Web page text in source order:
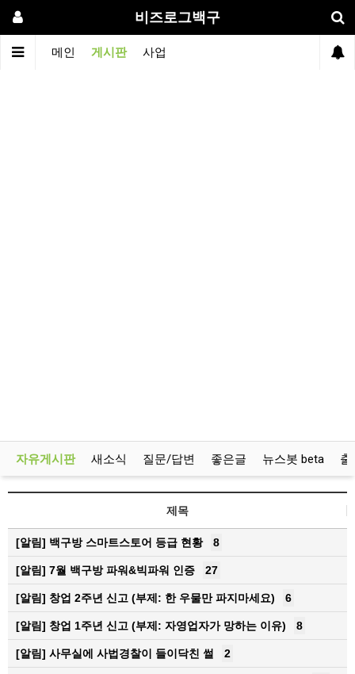
비즈로그백구
메인 게시판 사업
자유게시판 새소식 질문/답변 좋은글 뉴스봇 beta 출
제목
[알림] 백구방 스마트스토어 등급 현황 8
[알림] 7월 백구방 파워&빅파워 인증 27
[알림] 창업 2주년 신고 (부제: 한 우물만 파지마세요) 6
[알림] 창업 1주년 신고 (부제: 자영업자가 망하는 이유) 8
[알림] 사무실에 사법경찰이 들이닥친 썰 2